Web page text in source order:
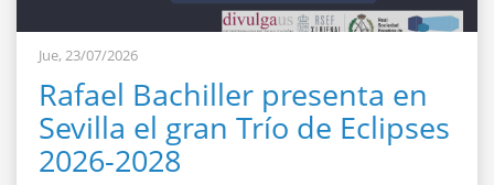
Jue, 23/07/2026
Rafael Bachiller presenta en
Sevilla el gran Trío de Eclipses
2026-2028